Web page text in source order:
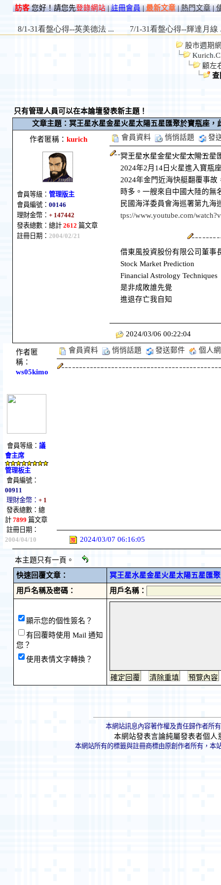
訪客您好！請您先登錄網站|註冊會員|最新文章|熱門文章|
股市週期
顧左
查
只有管理人員可以在本論壇發表新主題！
文章主題：冥王星水星金星火星太陽五星匯聚於寶瓶座，
作者匿稱： kurich
會員等級： 管理版主
會員編號： 00146
理財金幣： + 147442
發表總數：總計 2612 篇文章
註冊日期： 2004/02/21
會員資料 悄悄話題 發
冥王星水星金星火星太陽五星
2024年2月14日火星進入寶瓶
2024年金門近海快艇翻覆事
時多。一艘來自中國大陸的無
民國海洋委員會海巡署第九海
tps://www.youtube.com/
借東風投資股份有限公司董事
Stock Market Prediction
Financial Astrology Techniques
是非成敗誰先覺
進退存亡我自知
2024/03/06 00:22:04
作者匿
稱：
ws05kimo
會員等級： 議
會主席
管理板主
會員編號：
00911
理財金幣： + 1
發表總數：總
計 7899 篇文章
註冊日期：
2004/04/10
會員資料 悄悄話題 發送郵件 個人
2024/03/07 06:16:05
本主題只有一頁。
快速回覆文章：
冥王星水星金星火星太陽五星匯
用戶名稱及密碼：
用戶名稱：
顯示您的個性簽名？
有回覆時使用 Mail 通知
您？
使用表情文字轉換？
本網站訊息內容著作權及責任歸作者所
本網站發表言論純屬發表者個人
本網站所有的標籤與註冊商標由原創作者所有，本